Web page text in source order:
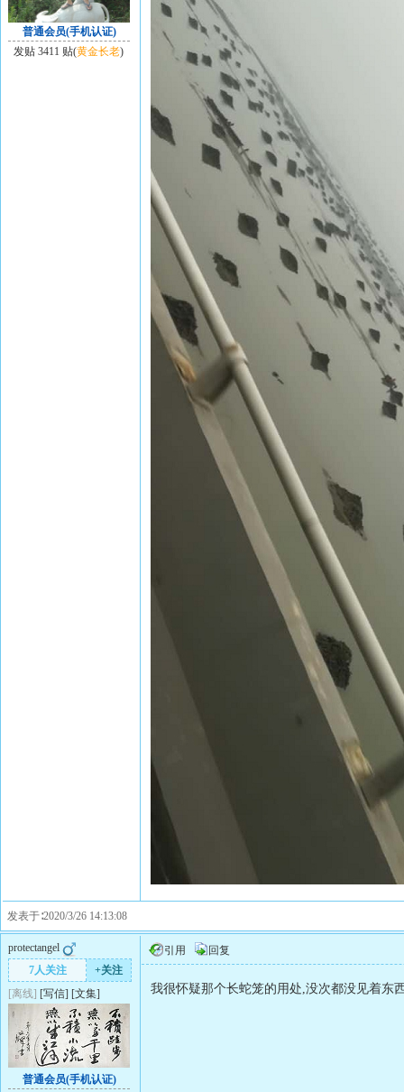
普通会员(手机认证)
发贴 3411 贴(黄金长老)
发表于∶2020/3/26 14:13:08
protectangel
7人关注
+关注
[离线] [写信] [文集]
普通会员(手机认证)
引用 回复
我很怀疑那个长蛇笼的用处,没次都没见着东